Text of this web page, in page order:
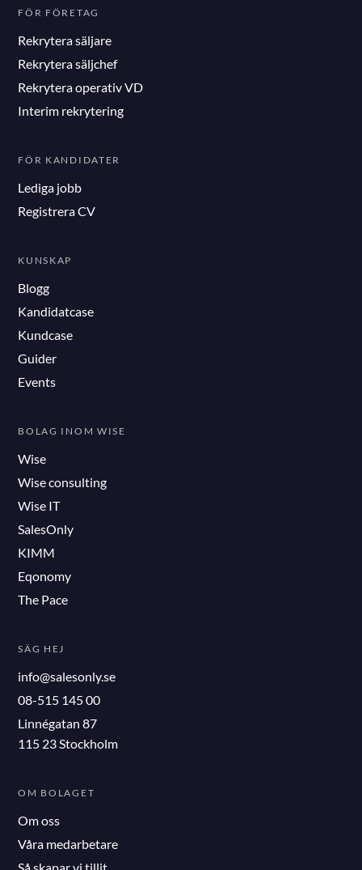
FÖR FÖRETAG
Rekrytera säljare
Rekrytera säljchef
Rekrytera operativ VD
Interim rekrytering
FÖR KANDIDATER
Lediga jobb
Registrera CV
KUNSKAP
Blogg
Kandidatcase
Kundcase
Guider
Events
BOLAG INOM WISE
Wise
Wise consulting
Wise IT
SalesOnly
KIMM
Eqonomy
The Pace
SÄG HEJ
info@salesonly.se
08-515 145 00
Linnégatan 87
115 23 Stockholm
OM BOLAGET
Om oss
Våra medarbetare